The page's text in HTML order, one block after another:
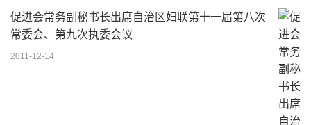
促进会常务副秘书长出席自治区妇联第十一届第八次
常委会、第九次执委会议
2011-12-14